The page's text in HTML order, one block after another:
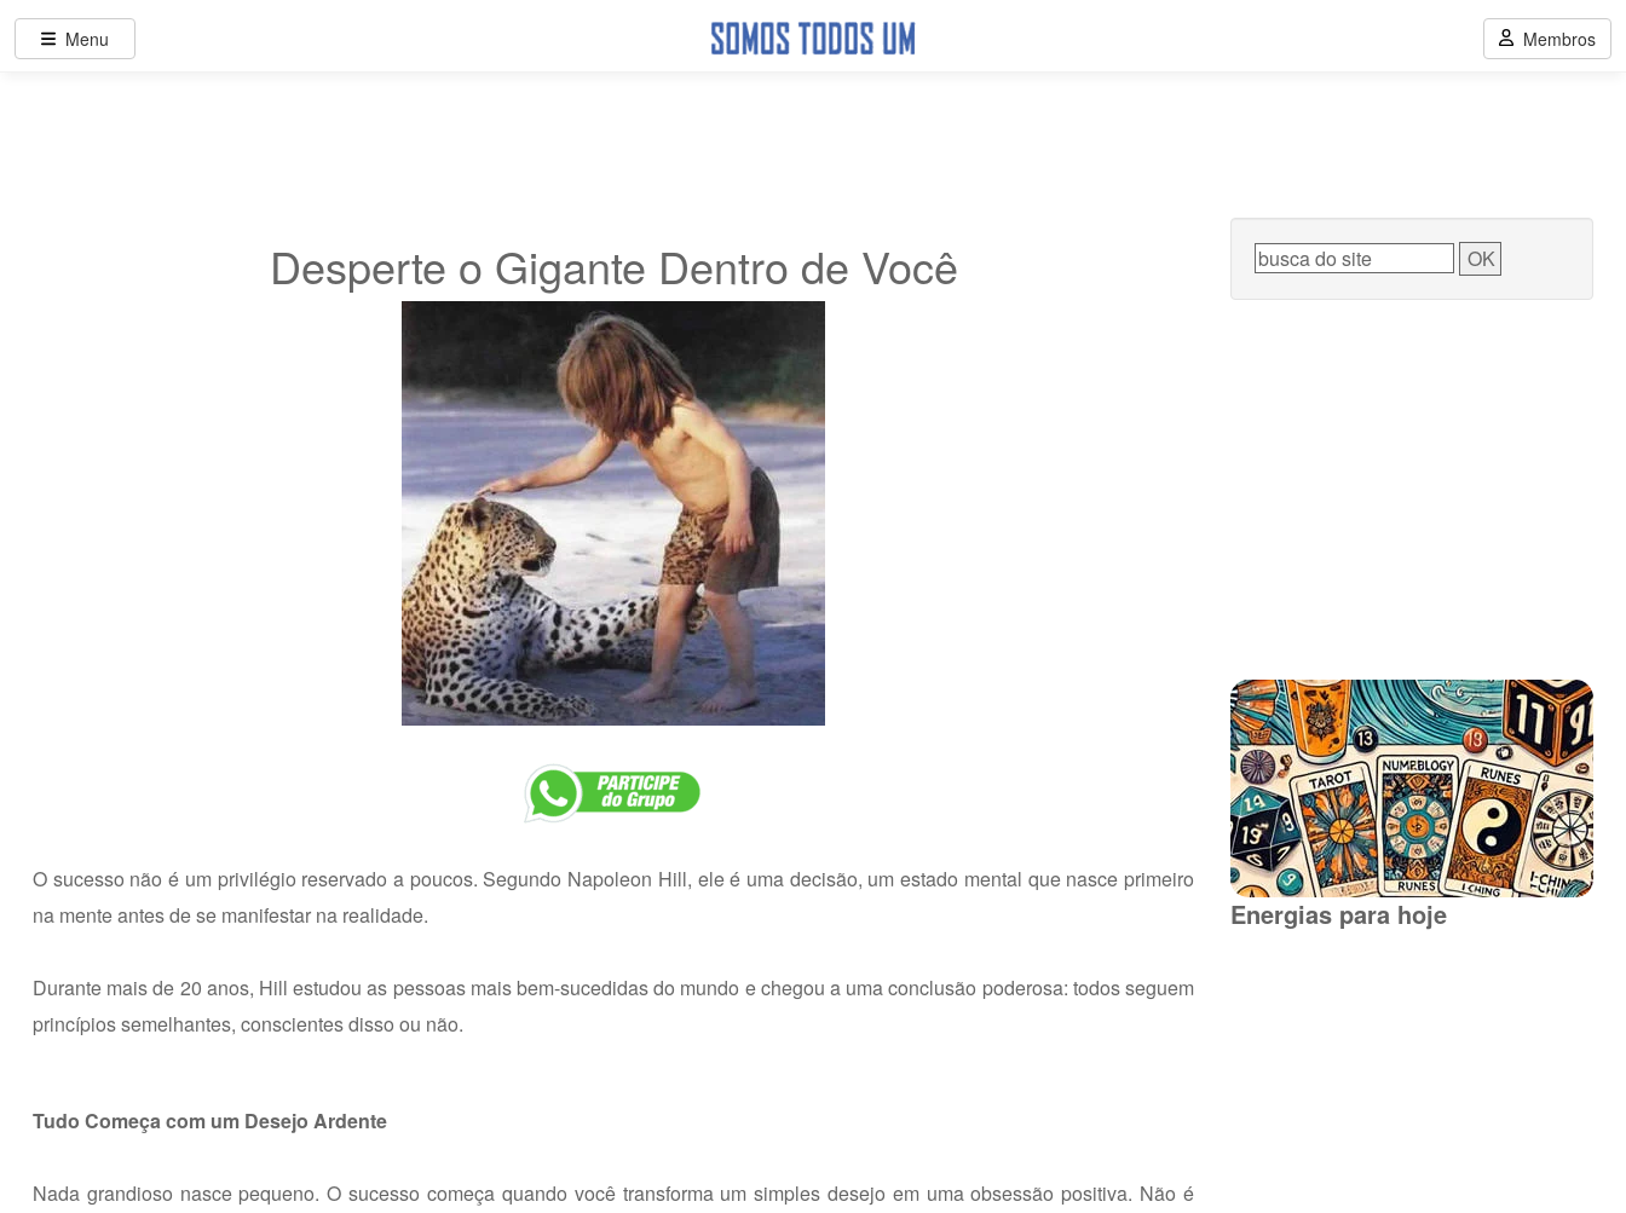
Desperte o Gigante Dentro de Você
O sucesso não é um privilégio reservado a poucos. Segundo Napoleon Hill, ele é uma decisão, um estado mental que nasce primeiro
na mente antes de se manifestar na realidade.
Durante mais de 20 anos, Hill estudou as pessoas mais bem-sucedidas do mundo e chegou a uma conclusão poderosa: todos seguem
princípios semelhantes, conscientes disso ou não.
Tudo Começa com um Desejo Ardente
Nada grandioso nasce pequeno. O sucesso começa quando você transforma um simples desejo em uma obsessão positiva. Não é
Energias para hoje
Menu Membros